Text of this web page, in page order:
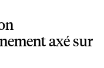
axé sur